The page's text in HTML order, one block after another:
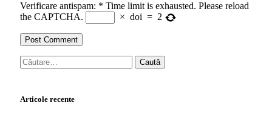
Verificare antispam: * Time limit is exhausted. Please reload
the CAPTCHA.
× doi = 2
Caută
după:
Articole recente